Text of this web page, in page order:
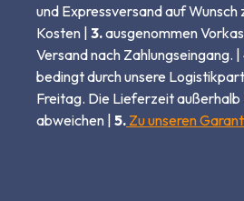
und Expressversand auf
Kosten | 3.ausgenommen
Versand nach Zahlungseingang. |
bedingt durch unsere
Freitag. Die Lieferzeit außerhalb
abweichen | 5. Zu unseren